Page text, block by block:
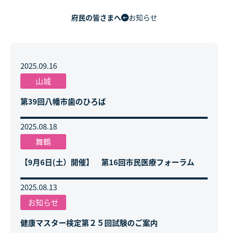
府民の皆さまへ お知らせ
2025.09.16
山城
第39回八幡市歯のひろば
2025.08.18
舞鶴
【9月6日(土）開催】 第16回市民医療フォーラム
2025.08.13
お知らせ
健康マスター検定第２５回試験のご案内